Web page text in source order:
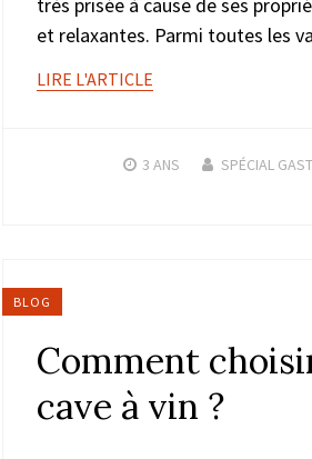
très prisée à cause de ses
et relaxantes. Parmi toutes les
LIRE L'ARTICLE
3 ANS SPÉCIAL
BLOG
Comment
cave à vin ?